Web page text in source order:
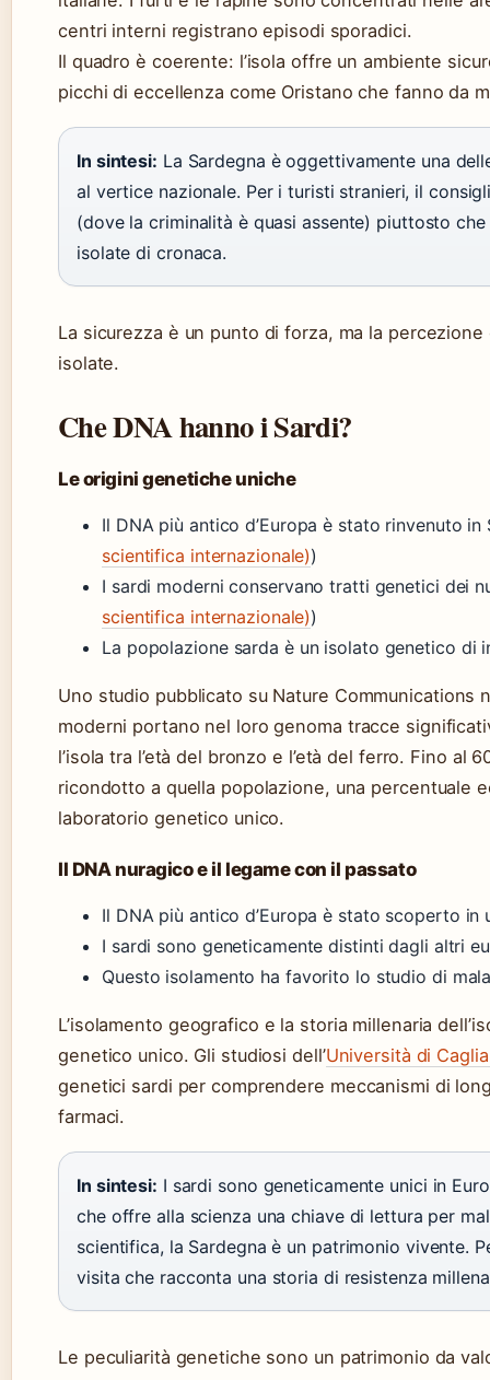
centri interni registrano episodi sporadici.
Il quadro è coerente: l’isola offre un ambiente
picchi di eccellenza come Oristano che fanno da
In sintesi: La Sardegna è oggettivamente una
al vertice nazionale. Per i turisti stranieri, il
(dove la criminalità è quasi assente) piuttosto
isolate di cronaca.
La sicurezza è un punto di forza, ma la
isolate.
Che DNA hanno i Sardi?
Le origini genetiche uniche
Il DNA più antico d’Europa è stato rinvenuto in
scientifica internazionale))
I sardi moderni conservano tratti genetici dei
scientifica internazionale))
La popolazione sarda è un isolato genetico di
Uno studio pubblicato su Nature Communications
moderni portano nel loro genoma tracce
l’isola tra l’età del bronzo e l’età del ferro. Fino al
ricondotto a quella popolazione, una percentuale
laboratorio genetico unico.
Il DNA nuragico e il legame con il passato
Il DNA più antico d’Europa è stato scoperto in
I sardi sono geneticamente distinti dagli altri
Questo isolamento ha favorito lo studio di
L’isolamento geografico e la storia millenaria
genetico unico. Gli studiosi dell’Università di
genetici sardi per comprendere meccanismi di
farmaci.
In sintesi: I sardi sono geneticamente unici in
che offre alla scienza una chiave di lettura per
scientifica, la Sardegna è un patrimonio vivente.
visita che racconta una storia di resistenza
Le peculiarità genetiche sono un patrimonio da